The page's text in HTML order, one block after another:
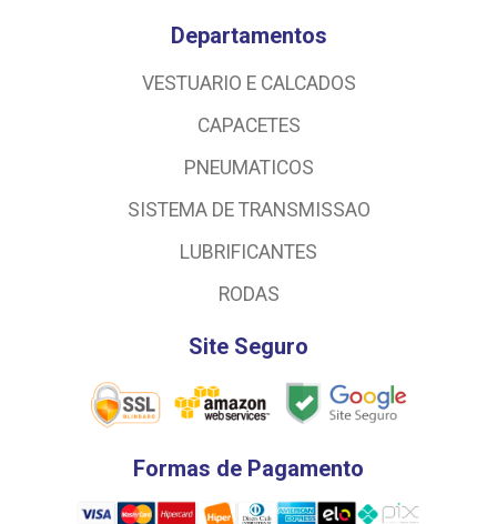
Departamentos
VESTUARIO E CALCADOS
CAPACETES
PNEUMATICOS
SISTEMA DE TRANSMISSAO
LUBRIFICANTES
RODAS
Site Seguro
Formas de Pagamento